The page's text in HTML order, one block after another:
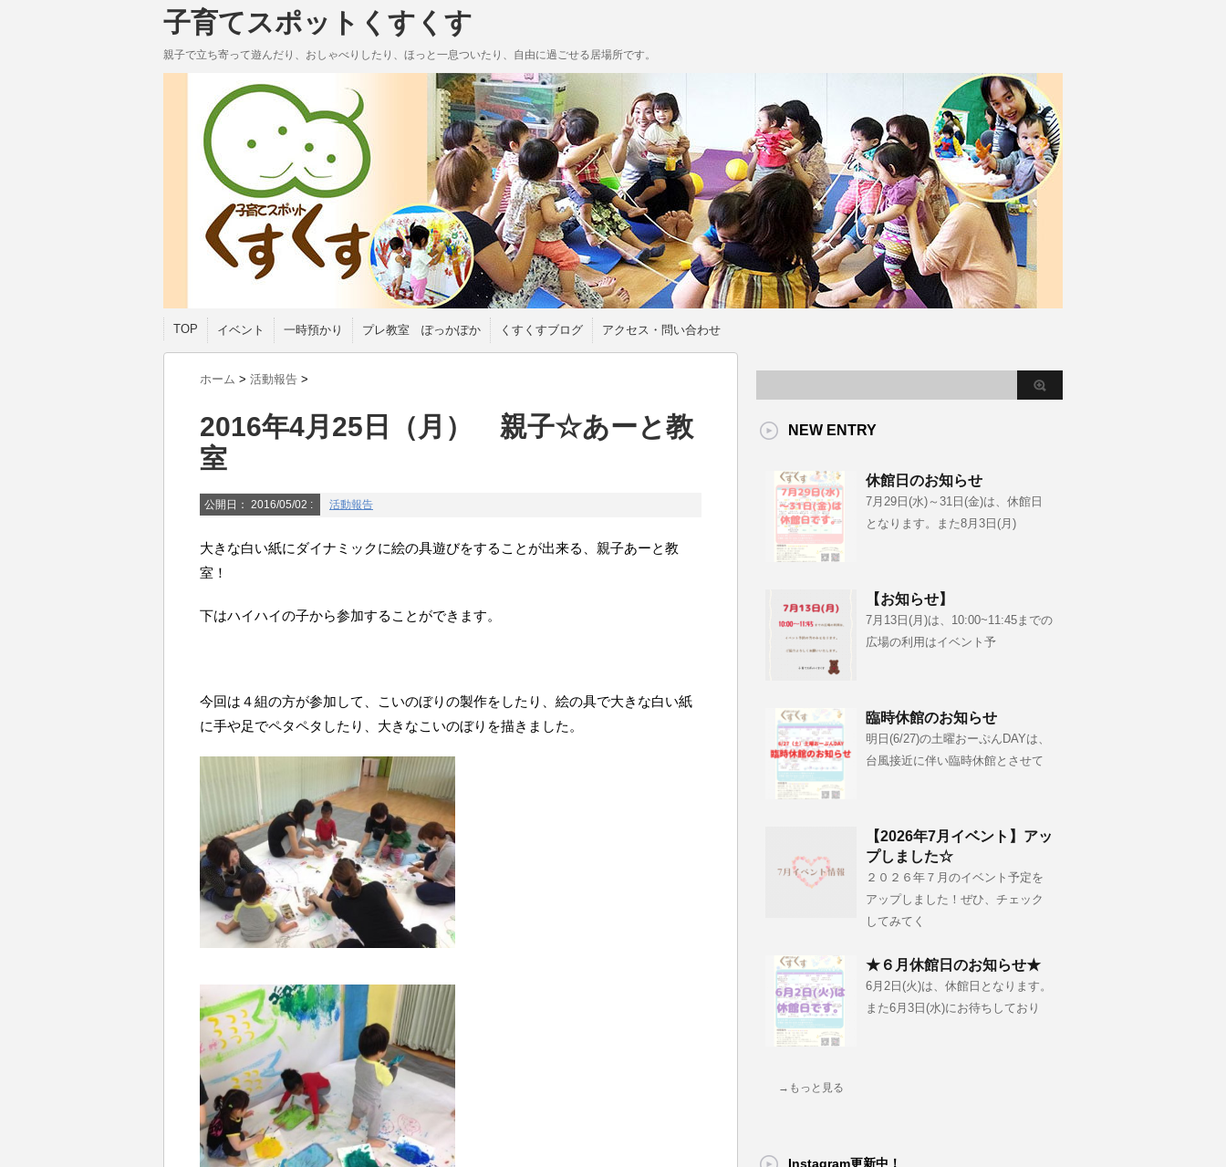
子育てスポットくすくす
親子で立ち寄って遊んだり、おしゃべりしたり、ほっと一息ついたり、自由に過ごせる居場所です。
TOP イベント 一時預かり プレ教室 ぽっかぽか くすくすブログ アクセス・問い合わせ
ホーム > 活動報告 >
2016年4月25日（月） 親子☆あーと教
室
公開日： 2016/05/02 : 活動報告
大きな白い紙にダイナミックに絵の具遊びをすることが出来る、親子あーと教
室！
下はハイハイの子から参加することができます。
今回は４組の方が参加して、こいのぼりの製作をしたり、絵の具で大きな白い紙
に手や足でペタペタしたり、大きなこいのぼりを描きました。
NEW ENTRY
休館日のお知らせ
7月29日(水)～31日(金)は、休館日
となります。また8月3日(月)
【お知らせ】
7月13日(月)は、10:00~11:45までの
広場の利用はイベント予
臨時休館のお知らせ
明日(6/27)の土曜おーぷんDAYは、
台風接近に伴い臨時休館とさせて
【2026年7月イベント】アッ
プしました☆
２０２６年７月のイベント予定を
アップしました！ぜひ、チェック
してみてく
★６月休館日のお知らせ★
6月2日(火)は、休館日となります。
また6月3日(水)にお待ちしており
→もっと見る
Instagram更新中！